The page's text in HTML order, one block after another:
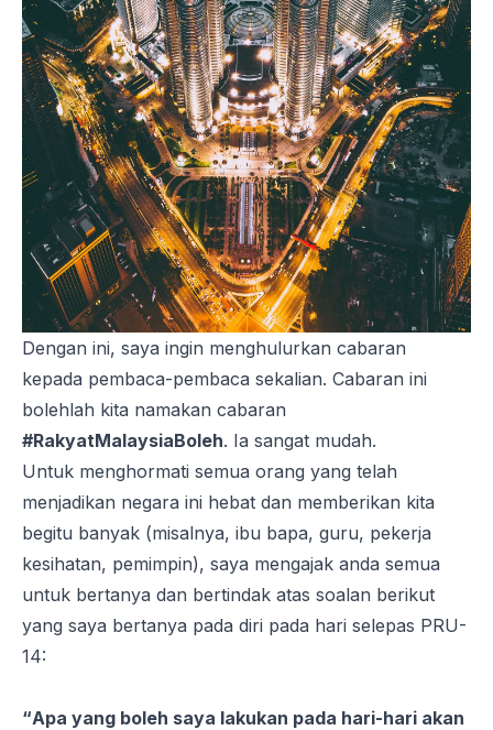
Dengan ini, saya ingin menghulurkan cabaran
kepada pembaca-pembaca sekalian. Cabaran ini
bolehlah kita namakan cabaran
#RakyatMalaysiaBoleh. Ia sangat mudah.
Untuk menghormati semua orang yang telah
menjadikan negara ini hebat dan memberikan kita
begitu banyak (misalnya, ibu bapa, guru, pekerja
kesihatan, pemimpin), saya mengajak anda semua
untuk bertanya dan bertindak atas soalan berikut
yang saya bertanya pada diri pada hari selepas PRU-
14:
“Apa yang boleh saya lakukan pada hari-hari akan